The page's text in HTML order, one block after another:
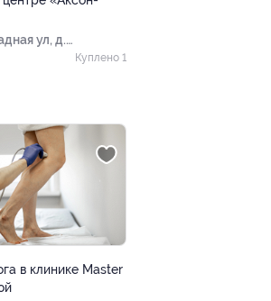
ул, д.
Куплено 1
в клинике Master